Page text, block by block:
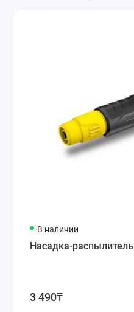
В наличии
Насадка-распылитель
3 490₸